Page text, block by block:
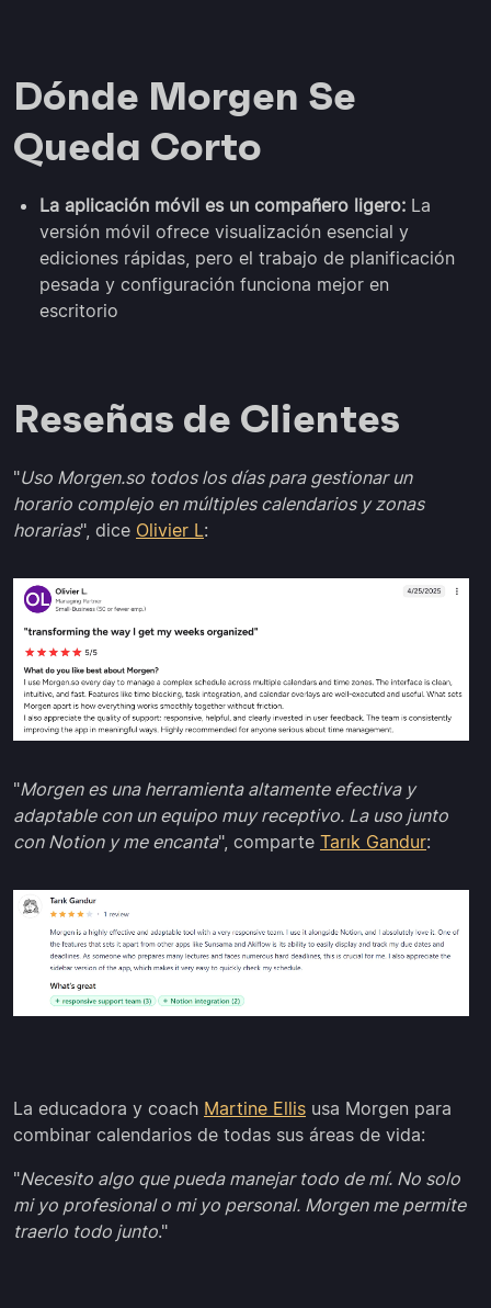
Dónde Morgen Se
Queda Corto
La aplicación móvil es un compañero ligero: La
versión móvil ofrece visualización esencial y
ediciones rápidas, pero el trabajo de planificación
pesada y configuración funciona mejor en
escritorio
Reseñas de Clientes
"Uso Morgen.so todos los días para gestionar un
horario complejo en múltiples calendarios y zonas
horarias", dice Olivier L:
"Morgen es una herramienta altamente efectiva y
adaptable con un equipo muy receptivo. La uso junto
con Notion y me encanta", comparte Tarık Gandur:
La educadora y coach Martine Ellis usa Morgen para
combinar calendarios de todas sus áreas de vida:
"Necesito algo que pueda manejar todo de mí. No solo
mi yo profesional o mi yo personal. Morgen me permite
traerlo todo junto."